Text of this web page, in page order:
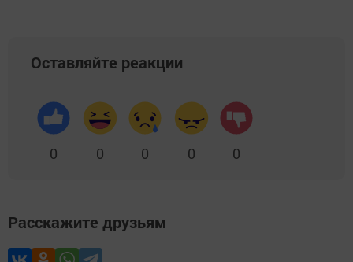
Оставляйте реакции
0 0 0 0 0
Расскажите друзьям